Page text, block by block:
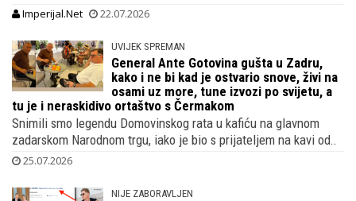
Imperijal.Net 22.07.2026
UVIJEK SPREMAN
General Ante Gotovina gušta u Zadru,
kako i ne bi kad je ostvario snove, živi na
osami uz more, tune izvozi po svijetu, a
tu je i neraskidivo ortaštvo s Čermakom
Snimili smo legendu Domovinskog rata u kafiću na glavnom
zadarskom Narodnom trgu, iako je bio s prijateljem na kavi od..
25.07.2026
NIJE ZABORAVLJEN